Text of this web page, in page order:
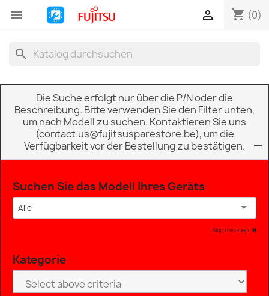
 shopping_cart (0)

search
Die Suche erfolgt nur über die P/N oder die
Beschreibung. Bitte verwenden Sie den Filter unten,
um nach Modell zu suchen. Kontaktieren Sie uns
(contact.us@fujitsusparestore.be), um die
Verfügbarkeit vor der Bestellung zu bestätigen.
Suchen Sie das Modell Ihres Geräts
Alle
Skip this step
Kategorie